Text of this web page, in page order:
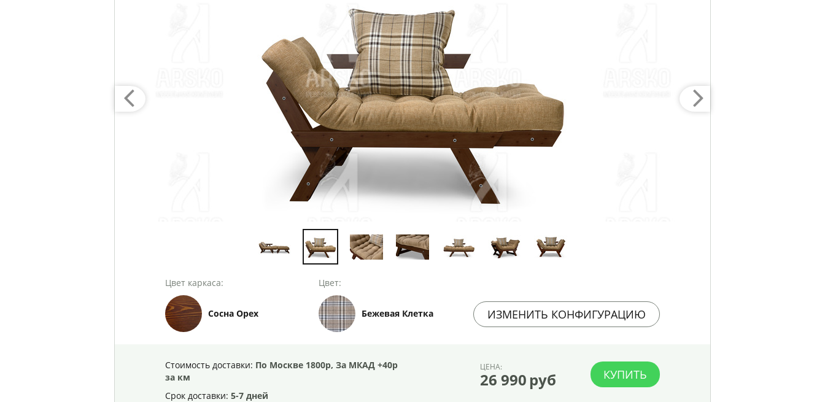
Цвет каркаса:
Сосна Орех
Цвет:
Бежевая Клетка ИЗМЕНИТЬ КОНФИГУРАЦИЮ
ЦЕНА:
26 990 руб КУПИТЬ
Стоимость доставки: По Москве 1800р, За МКАД +40р
за км
Срок доставки: 5-7 дней